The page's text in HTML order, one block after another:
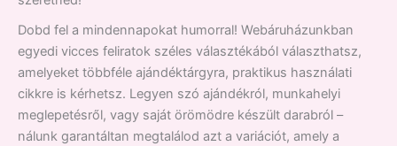
Dobd fel a mindennapokat humorral! Webáruházunkban
egyedi vicces feliratok széles választékából választhatsz,
amelyeket többféle ajándéktárgyra, praktikus használati
cikkre is kérhetsz. Legyen szó ajándékról, munkahelyi
meglepetésről, vagy saját örömödre készült darabról –
nálunk garantáltan megtalálod azt a variációt, amely a